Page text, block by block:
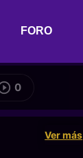
FORO
0
Ver más